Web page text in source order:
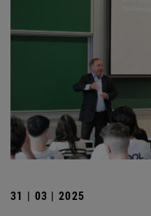
31 | 03 | 2025